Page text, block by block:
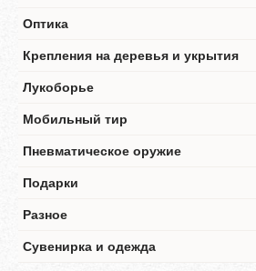
Оптика
Крепления на деревья и укрытия
Лукоборье
Мобильный тир
Пневматическое оружие
Подарки
Разное
Сувенирка и одежда